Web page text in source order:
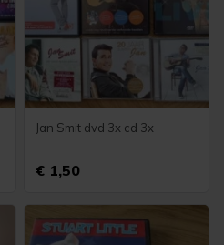
Jan Smit dvd 3x cd 3x
€ 1,50